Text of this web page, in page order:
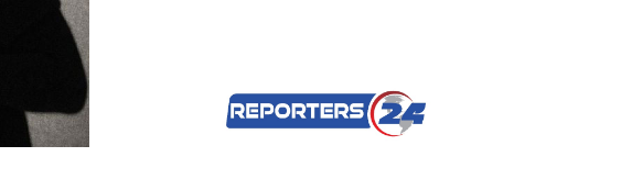
থেকে নবম শ্রেণিতে হবে পরীক্ষা